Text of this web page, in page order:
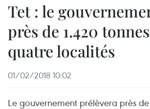
Tet : le
près de 1.420
quatre localités
01/02/2018 10:02
Le gouvernement prélèvera près